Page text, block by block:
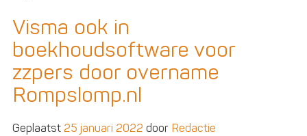
baas
managen:
hoe
doe
je
dat?
Visma ook in
boekhoudsoftware voor
zzpers door overname
Rompslomp.nl
Geplaatst 25 januari 2022 door Redactie